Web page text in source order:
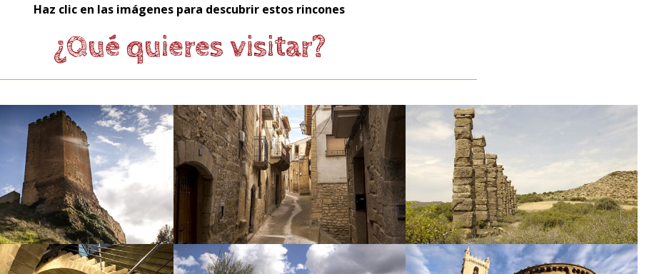
Haz clic en las imágenes para descubrir estos rincones
¿Qué quieres visitar?
Fortaleza
de Uncastillo
La Judería Los Bañales